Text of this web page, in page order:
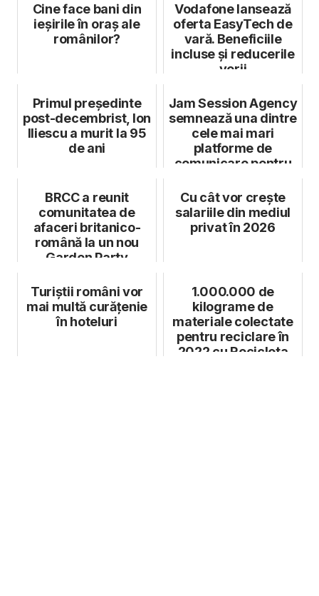
Cine face bani din
ieșirile în oraș ale
românilor?
Vodafone lansează
oferta EasyTech de
vară. Beneficiile
incluse și reducerile
verii
Primul președinte
post-decembrist, Ion
Iliescu a murit la 95
de ani
Jam Session Agency
semnează una dintre
cele mai mari
platforme de
comunicare pentru
BRCC a reunit
comunitatea de
afaceri britanico-
română la un nou
Garden Party
Cu cât vor crește
salariile din mediul
privat în 2026
Turiștii români vor
mai multă curățenie
în hoteluri
1.000.000 de
kilograme de
materiale colectate
pentru reciclare în
2022 cu Recicleta